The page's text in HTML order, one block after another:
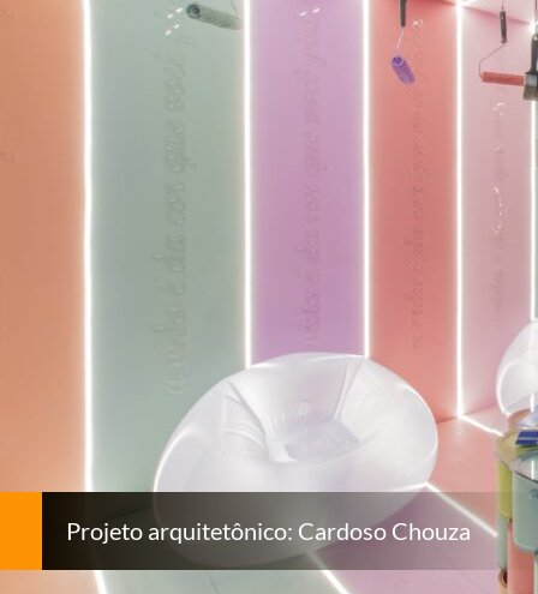
Projeto arquitetônico: Cardoso Chouza